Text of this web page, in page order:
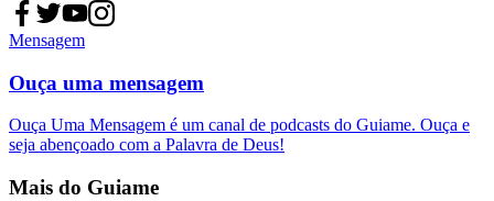
Mensagem
Ouça uma mensagem
Ouça Uma Mensagem é um canal de podcasts do Guiame. Ouça e
seja abençoado com a Palavra de Deus!
Mais do Guiame